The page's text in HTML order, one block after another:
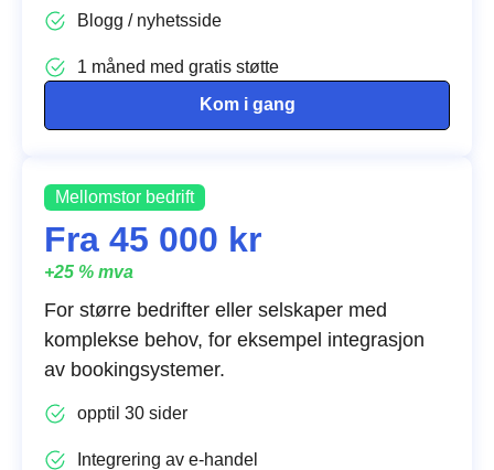
Blogg / nyhetsside
1 måned med gratis støtte
Kom i gang
Mellomstor bedrift
Fra 45 000 kr
+25 % mva
For større bedrifter eller selskaper med
komplekse behov, for eksempel integrasjon
av bookingsystemer.
opptil 30 sider
Integrering av e-handel